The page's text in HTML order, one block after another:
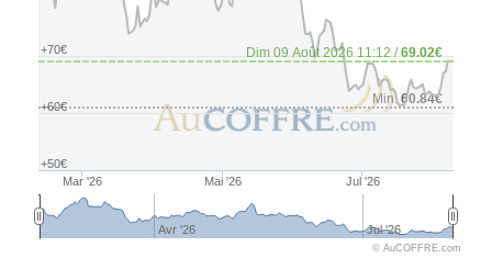
Min:60.84€
Dim 09 Août 2026 11:12 /69.02€
Mar '26 Mai '26 Jul '26
Avr '26 Jul '26
+50€
+60€
+70€
© AuCOFFRE.com